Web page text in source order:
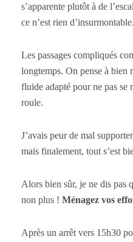
s’apparente plutôt à de
ce n’est rien d’insurmontable.
Les passages compliqués
longtemps. On pense à bien
fluide adapté pour ne pas
roule.
J’avais peur de mal
mais finalement, tout s’est
Alors bien sûr, je ne dis pas
non plus ! Ménagez vos
Après un arrêt vers 15h30